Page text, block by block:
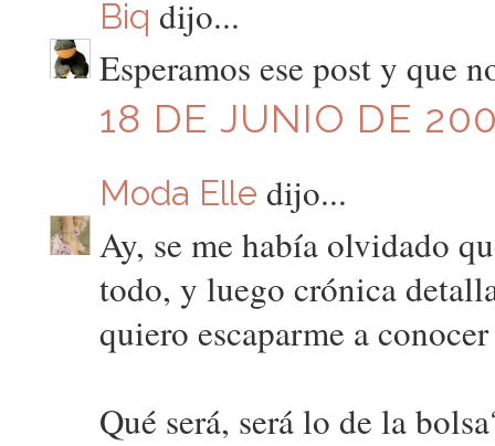
Biq dijo...
Esperamos ese post y que
18 DE JUNIO DE
Moda Elle dijo...
Ay, se me había olvidado
todo, y luego crónica
quiero escaparme a
Qué será, será lo de la